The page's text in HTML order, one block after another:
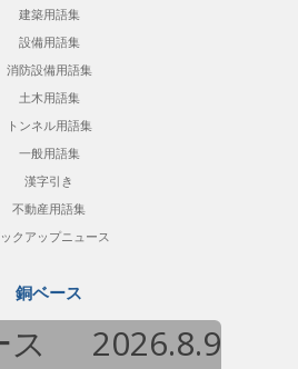
建築用語集
設備用語集
消防設備用語集
土木用語集
トンネル用語集
一般用語集
漢字引き
不動産用語集
クアップニュース
銅ベース
2026.8.9